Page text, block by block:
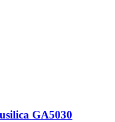
GA5030